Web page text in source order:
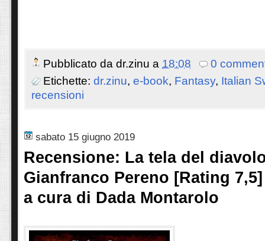
Pubblicato da dr.zinu a 18:08
0
Etichette: dr.zinu, e-book, Fantasy, Italian
recensioni
sabato 15 giugno 2019
Recensione: La tela del
Gianfranco Pereno [Rating
a cura di Dada Montarolo